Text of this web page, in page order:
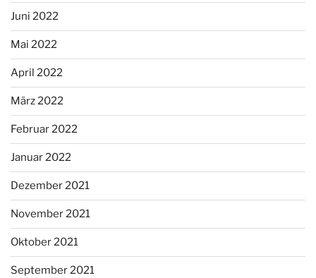
Juni 2022
Mai 2022
April 2022
März 2022
Februar 2022
Januar 2022
Dezember 2021
November 2021
Oktober 2021
September 2021